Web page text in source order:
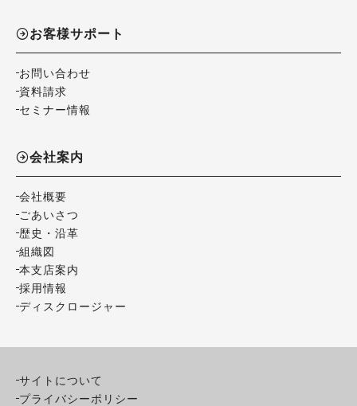
お客様サポート
お問い合わせ
資料請求
セミナー情報
会社案内
会社概要
ごあいさつ
歴史・沿革
組織図
本支店案内
採用情報
ディスクロージャー
サイトについて
プライバシーポリシー